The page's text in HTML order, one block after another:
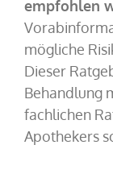
empfohlen
mögliche
Dieser
Behandlung
fachlichen
Apothekers